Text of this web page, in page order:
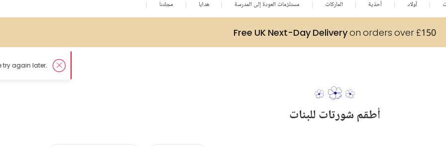
أولاد أحذية الماركات مستلزمات العودة إلى المدرسة هدايا مجلتنا
Free UK Next-Day Deliveryon orders over £150
أطقم شورتات للبنات